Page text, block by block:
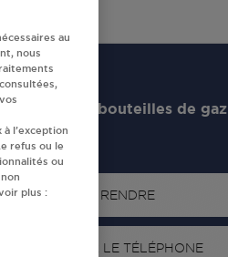
de bouteilles de gaz
S'Y RENDRE
AFFICHER LE TÉLÉPHONE
au
nous
l’exception
refus ou le
ou
plus :